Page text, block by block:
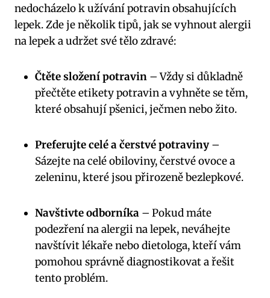
nedocházelo k užívání potravin obsahujících
lepek. Zde je několik tipů, jak se vyhnout alergii
na lepek a udržet své tělo zdravé:
Čtěte složení potravin – Vždy si důkladně
přečtěte etikety potravin a vyhněte se těm,
které obsahují pšenici, ječmen nebo žito.
Preferujte celé a čerstvé potraviny –
Sázejte na celé obiloviny, čerstvé ovoce a
zeleninu, které jsou přirozeně bezlepkové.
Navštivte odborníka – Pokud máte
podezření na alergii na lepek, neváhejte
navštívit lékaře nebo dietologa, kteří vám
pomohou správně diagnostikovat a řešit
tento problém.